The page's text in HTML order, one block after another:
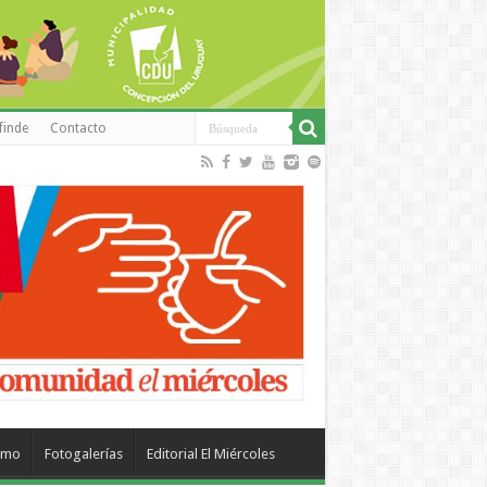
Contacto
Fotogalerías Editorial El Miércoles